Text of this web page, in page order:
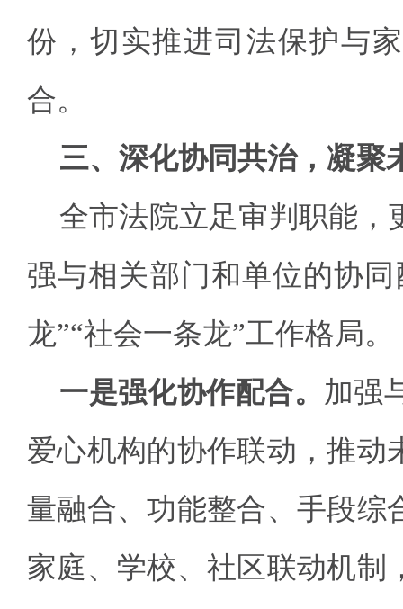
份，切实推进司法保护与
合。
三、深化协同共治，凝聚
全市法院立足审判职能，
强与相关部门和单位的协
龙”“社会一条龙”工作格局。
一是强化协作配合。 加强
爱心机构的协作联动，推动
量融合、功能整合、手段综
家庭、学校、社区联动机制